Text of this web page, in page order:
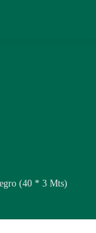
(40 * 3 Mts)